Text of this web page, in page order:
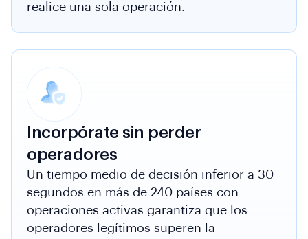
realice una sola operación.
Incorpórate sin perder
operadores
Un tiempo medio de decisión inferior a 30
segundos en más de 240 países con
operaciones activas garantiza que los
operadores legítimos superen la